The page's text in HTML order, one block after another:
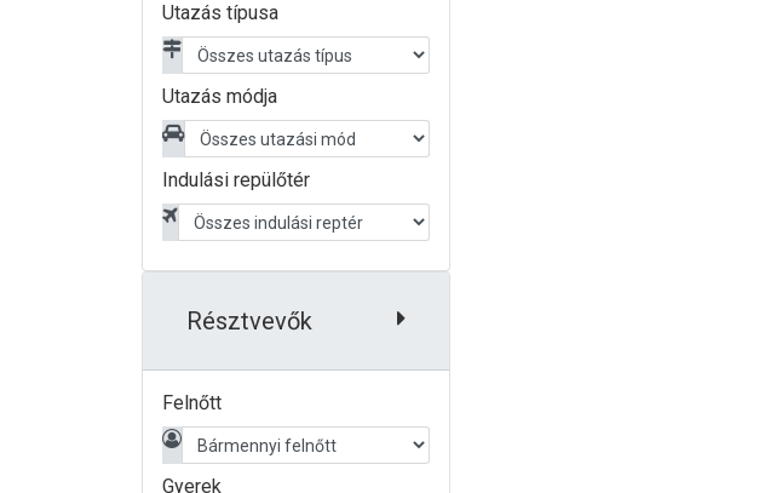
Utazás típusa
Utazás módja
Indulási repülőtér
Résztvevők
Felnőtt
Gyerek